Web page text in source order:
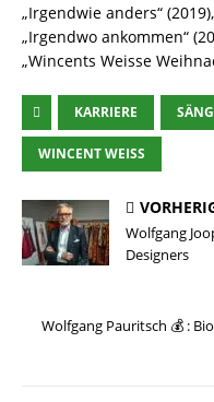
„Irgendwie anders“
„Irgendwo ankommen“
„Wincents Weisse
KARRIERE
WINCENT WEISS
Wolfgang
Designers
Wolfgang Pauritsch 💰 :